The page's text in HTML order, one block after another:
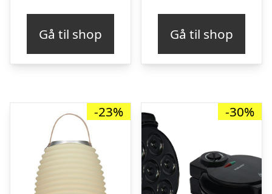
Gå til shop Gå til shop
-23% -30%